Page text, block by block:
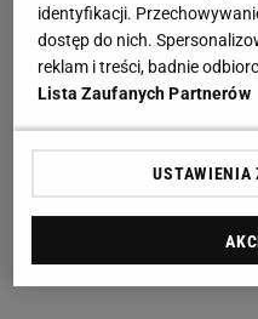
identyfikacji.
dostęp do nich.
reklam i treści, badnie
Lista Zaufanych Partnerów
USTAWIENIA